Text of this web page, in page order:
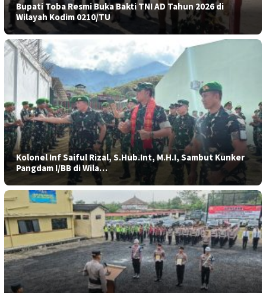
Bupati Toba Resmi Buka Bakti TNI AD Tahun 2026 di
Wilayah Kodim 0210/TU
Kolonel Inf Saiful Rizal, S.Hub.Int, M.H.I, Sambut Kunker
Pangdam I/BB di Wila…